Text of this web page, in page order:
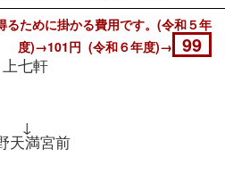
るために掛かる費用です。(令和５年
度)→101円 (令和６年度)→ 99
上七軒
↓
天満宮前